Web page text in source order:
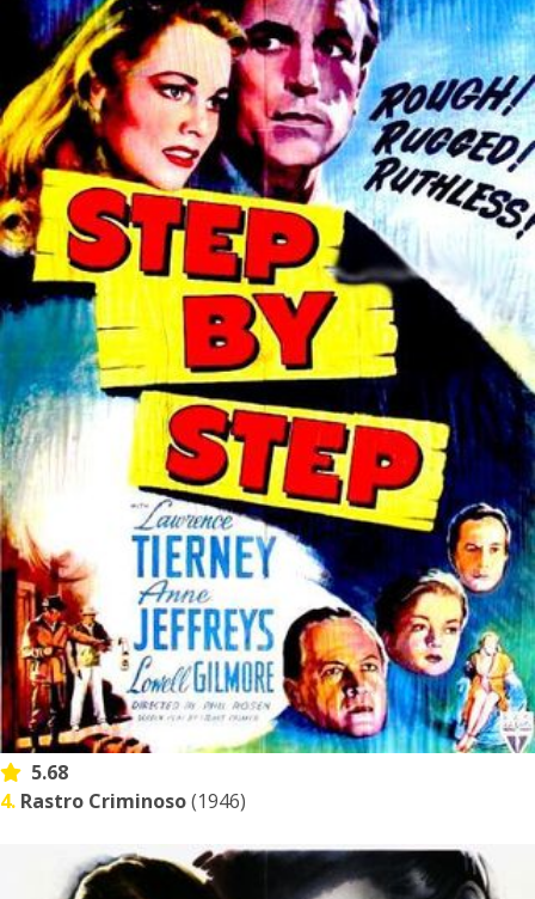
5.68
4. Rastro Criminoso(1946)